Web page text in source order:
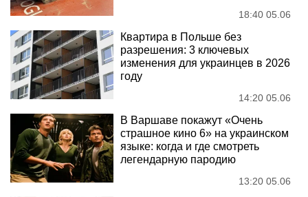
18:40 05.06
Квартира в Польше без
разрешения: 3 ключевых
изменения для украинцев в 2026
году
14:20 05.06
В Варшаве покажут «Очень
страшное кино 6» на украинском
языке: когда и где смотреть
легендарную пародию
13:20 05.06